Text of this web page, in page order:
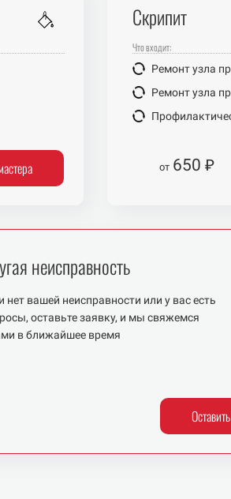
Скрипит
Что входит:
Ремонт узла
Ремонт узла
от 650 ₽
неисправность
нет вашей неисправности или у вас есть
оставьте заявку, и мы свяжемся
вближайшее время